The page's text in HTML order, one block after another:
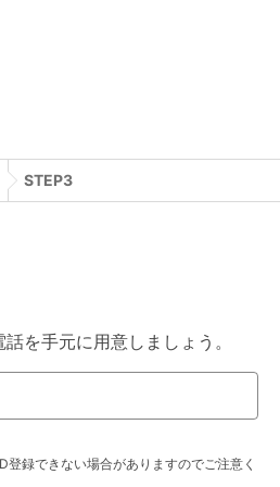
STEP3
を手元に用意しましょう。
録できない場合がありますのでご注意く